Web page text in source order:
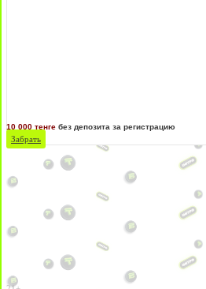
10 000 тенге без депозита за регистрацию
Забрать